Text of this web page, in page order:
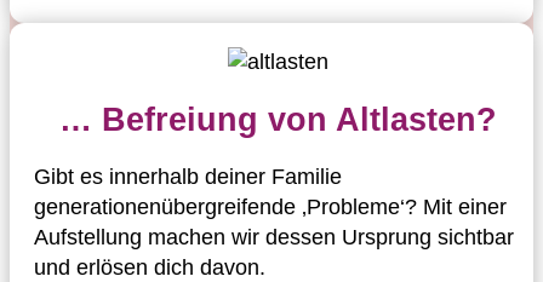
… Befreiung von Altlasten?
Gibt es innerhalb deiner Familie
generationenübergreifende ‚Probleme‘? Mit einer
Aufstellung machen wir dessen Ursprung sichtbar
und erlösen dich davon.